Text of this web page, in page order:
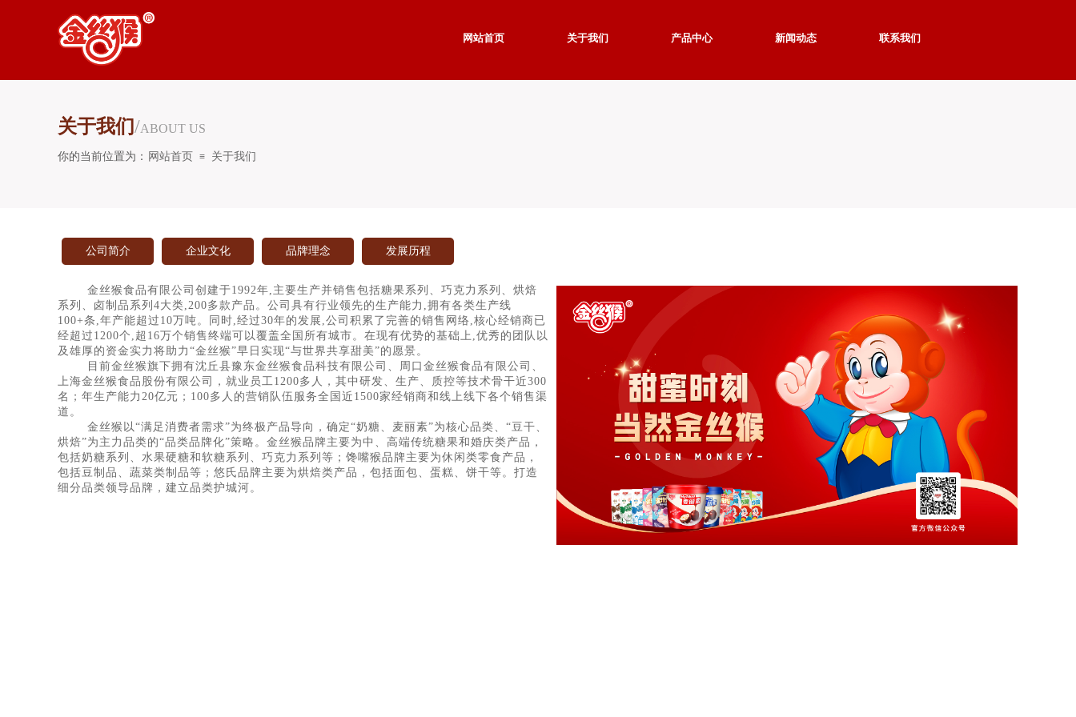
网站首页 ≡ 关于我们
你的当前位置为：
关于我们/ABOUT US
公司简介 企业文化 品牌理念 发展历程
金丝猴食品有限公司创建于1992年,主要生产并销售包括糖果系列、巧克力系列、烘焙
系列、卤制品系列4大类,200多款产品。公司具有行业领先的生产能力,拥有各类生产线
100+条,年产能超过10万吨。同时,经过30年的发展,公司积累了完善的销售网络,核心经销商已
经超过1200个,超16万个销售终端可以覆盖全国所有城市。在现有优势的基础上,优秀的团队以
及雄厚的资金实力将助力“金丝猴”早日实现“与世界共享甜美”的愿景。
目前金丝猴旗下拥有沈丘县豫东金丝猴食品科技有限公司、周口金丝猴食品有限公司、
上海金丝猴食品股份有限公司，就业员工1200多人，其中研发、生产、质控等技术骨干近300
名；年生产能力20亿元；100多人的营销队伍服务全国近1500家经销商和线上线下各个销售渠
道。
金丝猴以“满足消费者需求”为终极产品导向，确定“奶糖、麦丽素”为核心品类、“豆干、
烘焙”为主力品类的“品类品牌化”策略。金丝猴品牌主要为中、高端传统糖果和婚庆类产品，
包括奶糖系列、水果硬糖和软糖系列、巧克力系列等；馋嘴猴品牌主要为休闲类零食产品，
包括豆制品、蔬菜类制品等；悠氏品牌主要为烘焙类产品，包括面包、蛋糕、饼干等。打造
细分品类领导品牌，建立品类护城河。
网站首页 关于我们 产品中心 新闻动态 联系我们